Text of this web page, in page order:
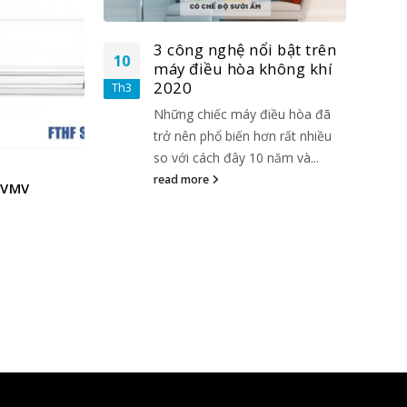
Daikin FTKQ35SAVMV
khí
rất nhiều
10
Th3
3 công nghệ nổi bật trên
máy điều hòa không khí
2020
Những chiếc máy điều hòa đã
trở nên phổ biến hơn rất nhiều
so với cách đây 10 năm và...
read more